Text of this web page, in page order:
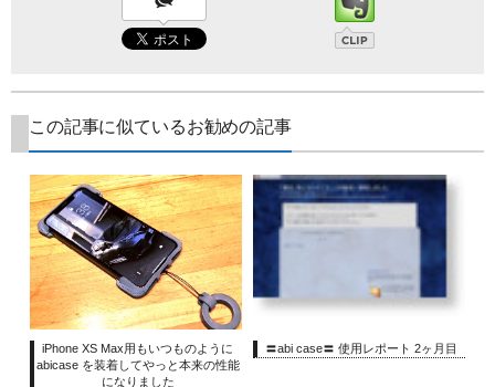
この記事に似ているお勧めの記事
iPhone XS Max用もいつものように
abicase を装着してやっと本来の性能
になりました
〓abi case〓 使用レポート 2ヶ月目